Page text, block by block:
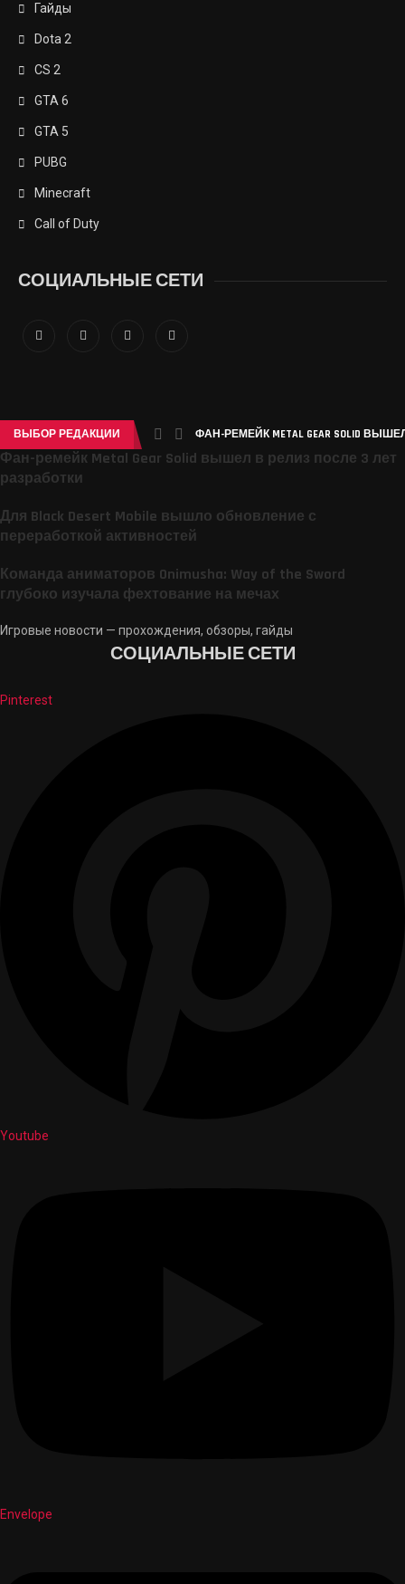
Гайды
Dota 2
CS 2
GTA 6
GTA 5
PUBG
Minecraft
Call of Duty
СОЦИАЛЬНЫЕ СЕТИ
ВЫБОР РЕДАКЦИИ ФАН-РЕМЕЙК METAL GEAR SOLID
Фан-ремейк Metal Gear Solid вышел в релиз после 3 лет
разработки
Для Black Desert Mobile вышло обновление с
переработкой активностей
Команда аниматоров Onimusha: Way of the Sword
глубоко изучала фехтование на мечах
Игровые новости — прохождения, обзоры, гайды
СОЦИАЛЬНЫЕ СЕТИ
Pinterest
Youtube
Envelope